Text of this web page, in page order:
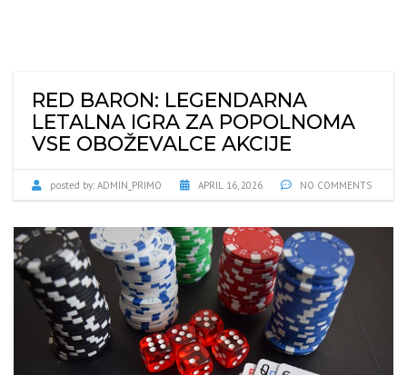
RED BARON: LEGENDARNA
LETALNA IGRA ZA POPOLNOMA
VSE OBOŽEVALCE AKCIJE
posted by: ADMIN_PRIMO APRIL 16, 2026 NO COMMENTS